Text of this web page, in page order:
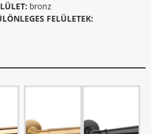
bronz
FELÜLETEK: